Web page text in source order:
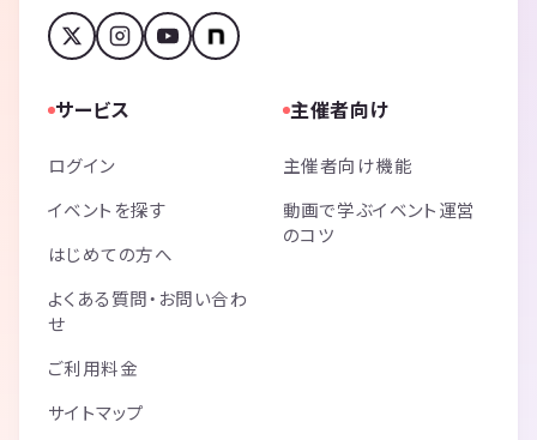
サービス
ログイン
イベントを探す
はじめての方へ
よくある質問・お問い合わ
せ
ご利用料金
サイトマップ
主催者向け
主催者向け機能
動画で学ぶイベント運営
のコツ